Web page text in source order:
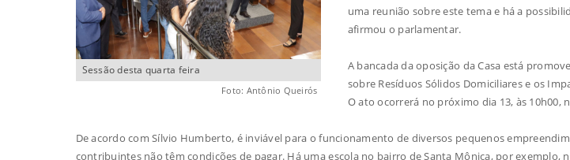
Sessão desta quarta feira
Foto: Antônio Queirós
uma reunião sobre este tema e há a
afirmou o parlamentar.
A bancada da oposição da Casa está
sobre Resíduos Sólidos Domiciliares e os
O ato ocorrerá no próximo dia 13, às 10h00,
De acordo com Sílvio Humberto, é inviável para o funcionamento de diversos pequenos
contribuintes não têm condições de pagar. Há uma escola no bairro de Santa Mônica, por exemplo,